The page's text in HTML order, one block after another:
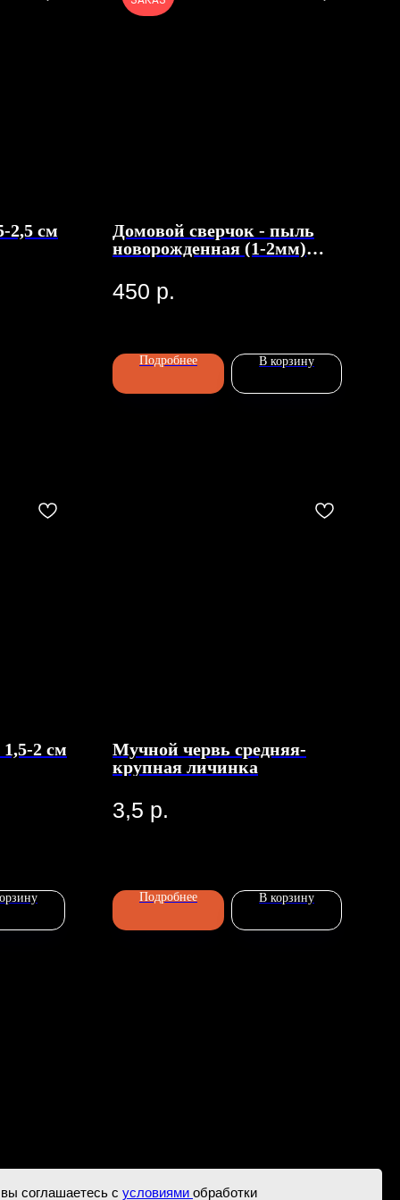
соглашаетесь с условиями обработки
2,5 см
Домовой сверчок - пыль
новорожденная (1-2мм)
450 р.
Подробнее В корзину
2 см
Мучной червь средняя-
крупная личинка
3,5 р.
Подробнее В корзину